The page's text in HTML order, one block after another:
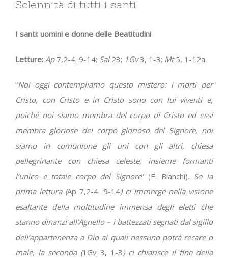
Solennità di tutti i santi
I santi: uomini e donne delle Beatitudini
Letture: Ap7,2-4. 9-14; Sal 23; 1Gv3, 1-3; Mt5, 1-12a
“Noi oggi contempliamo questo mistero: i morti per
Cristo, con Cristo e in Cristo sono con lui viventi e,
poiché noi siamo membra del corpo di Cristo ed essi
membra gloriose del corpo glorioso del Signore, noi
siamo in comunione gli uni con gli altri, chiesa
pellegrinante con chiesa celeste, insieme formanti
l’unico e totale corpo del Signore” (E. Bianchi). Se la
prima lettura (Ap 7,2-4. 9-14) ci immerge nella visione
esaltante della moltitudine immensa degli eletti che
stanno dinanzi all’Agnello – i battezzati segnati dal sigillo
dell’appartenenza a Dio ai quali nessuno potrà recare o
male, la seconda (1Gv 3, 1-3 ) ci chiarisce il fine della